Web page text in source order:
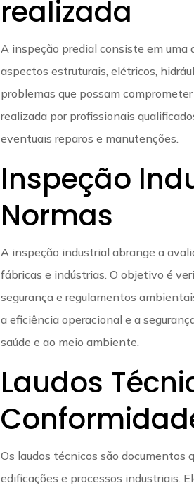
realizada
A inspeção predial consiste em uma
aspectos estruturais, elétricos,
problemas que possam
realizada por profissionais
eventuais reparos e manutenções.
Inspeção
Normas
A inspeção industrial abrange a
fábricas e indústrias. O objetivo é
segurança e regulamentos
a eficiência operacional e a
saúde e ao meio ambiente.
Laudos
Os laudos técnicos são documentos
edificações e processos industriais.